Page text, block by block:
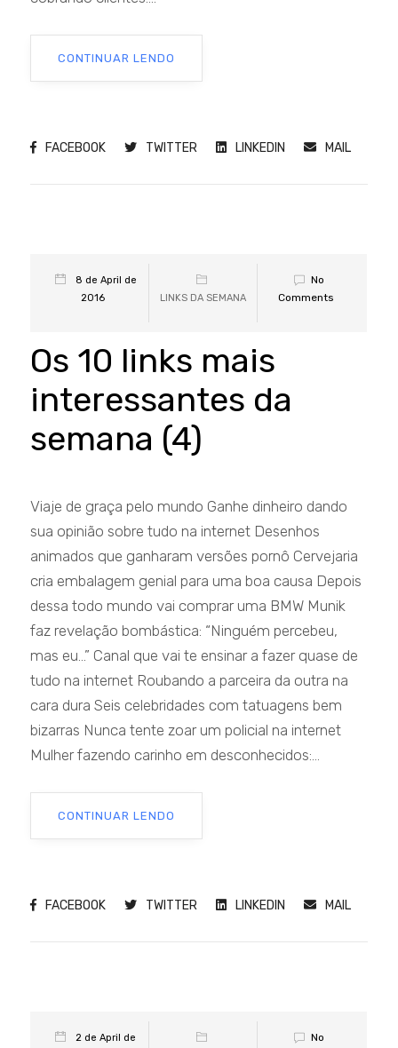
CONTINUAR LENDO
FACEBOOK TWITTER LINKEDIN MAIL
8 de April de
2016
LINKS DA SEMANA
No
Comments
Os 10 links mais
interessantes da
semana (4)
Viaje de graça pelo mundo Ganhe dinheiro dando
sua opinião sobre tudo na internet Desenhos
animados que ganharam versões pornô Cervejaria
cria embalagem genial para uma boa causa Depois
dessa todo mundo vai comprar uma BMW Munik
faz revelação bombástica: “Ninguém percebeu,
mas eu…” Canal que vai te ensinar a fazer quase de
tudo na internet Roubando a parceira da outra na
cara dura Seis celebridades com tatuagens bem
bizarras Nunca tente zoar um policial na internet
Mulher fazendo carinho em desconhecidos:...
CONTINUAR LENDO
FACEBOOK TWITTER LINKEDIN MAIL
2 de April de
No